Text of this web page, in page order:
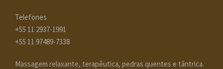
Telefones
+55 11 2937-1991
+55 11 97489-7338
Massagem relaxante, terapêutica, pedras quentes e tântrica.